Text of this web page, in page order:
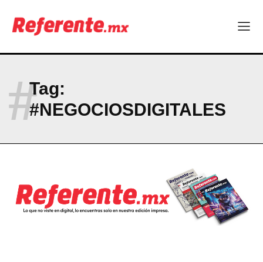
Company
CONTACT
PRIVACY POLICY
NEWSLETTER
Tag:
#NEGOCIOSDIGITALES
#